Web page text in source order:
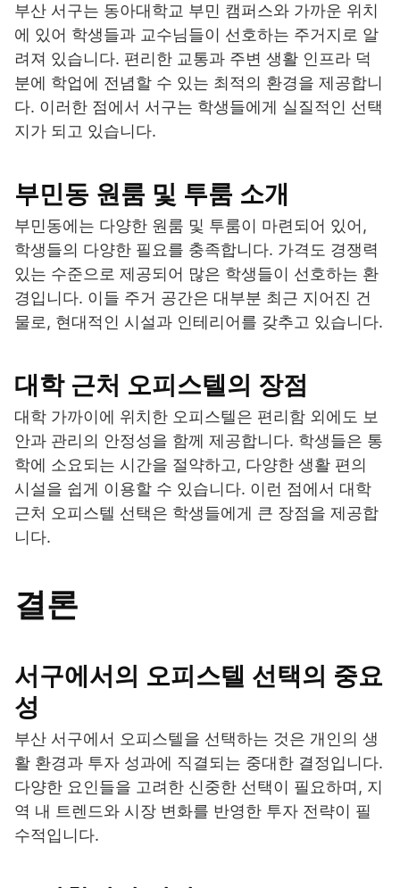
부산 서구는 동아대학교 부민 캠퍼스와 가까운 위치
에 있어 학생들과 교수님들이 선호하는 주거지로 알
려져 있습니다. 편리한 교통과 주변 생활 인프라 덕
분에 학업에 전념할 수 있는 최적의 환경을 제공합니
다. 이러한 점에서 서구는 학생들에게 실질적인 선택
지가 되고 있습니다.
부민동 원룸 및 투룸 소개
부민동에는 다양한 원룸 및 투룸이 마련되어 있어,
학생들의 다양한 필요를 충족합니다. 가격도 경쟁력
있는 수준으로 제공되어 많은 학생들이 선호하는 환
경입니다. 이들 주거 공간은 대부분 최근 지어진 건
물로, 현대적인 시설과 인테리어를 갖추고 있습니다.
대학 근처 오피스텔의 장점
대학 가까이에 위치한 오피스텔은 편리함 외에도 보
안과 관리의 안정성을 함께 제공합니다. 학생들은 통
학에 소요되는 시간을 절약하고, 다양한 생활 편의
시설을 쉽게 이용할 수 있습니다. 이런 점에서 대학
근처 오피스텔 선택은 학생들에게 큰 장점을 제공합
니다.
결론
서구에서의 오피스텔 선택의 중요
성
부산 서구에서 오피스텔을 선택하는 것은 개인의 생
활 환경과 투자 성과에 직결되는 중대한 결정입니다.
다양한 요인들을 고려한 신중한 선택이 필요하며, 지
역 내 트렌드와 시장 변화를 반영한 투자 전략이 필
수적입니다.